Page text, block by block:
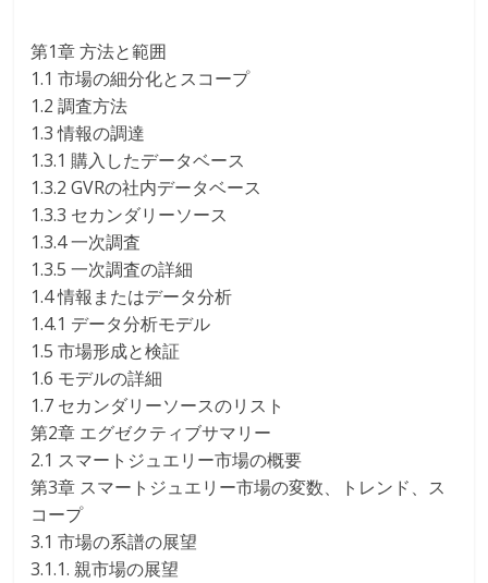
第1章 方法と範囲
1.1 市場の細分化とスコープ
1.2 調査方法
1.3 情報の調達
1.3.1 購入したデータベース
1.3.2 GVRの社内データベース
1.3.3 セカンダリーソース
1.3.4 一次調査
1.3.5 一次調査の詳細
1.4 情報またはデータ分析
1.4.1 データ分析モデル
1.5 市場形成と検証
1.6 モデルの詳細
1.7 セカンダリーソースのリスト
第2章 エグゼクティブサマリー
2.1 スマートジュエリー市場の概要
第3章 スマートジュエリー市場の変数、トレンド、ス
コープ
3.1 市場の系譜の展望
3.1.1. 親市場の展望